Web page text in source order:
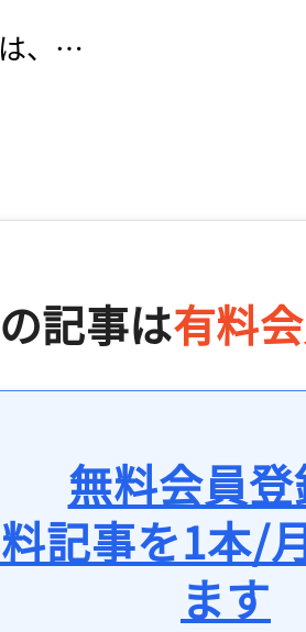
、…
記事は有料
無料会員
記事を1本/
ます